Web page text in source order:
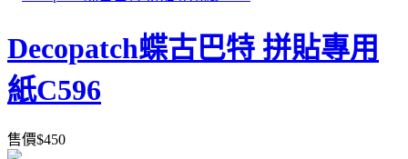
Decopatch蝶古巴特 拼貼專用
紙C596
售價$450